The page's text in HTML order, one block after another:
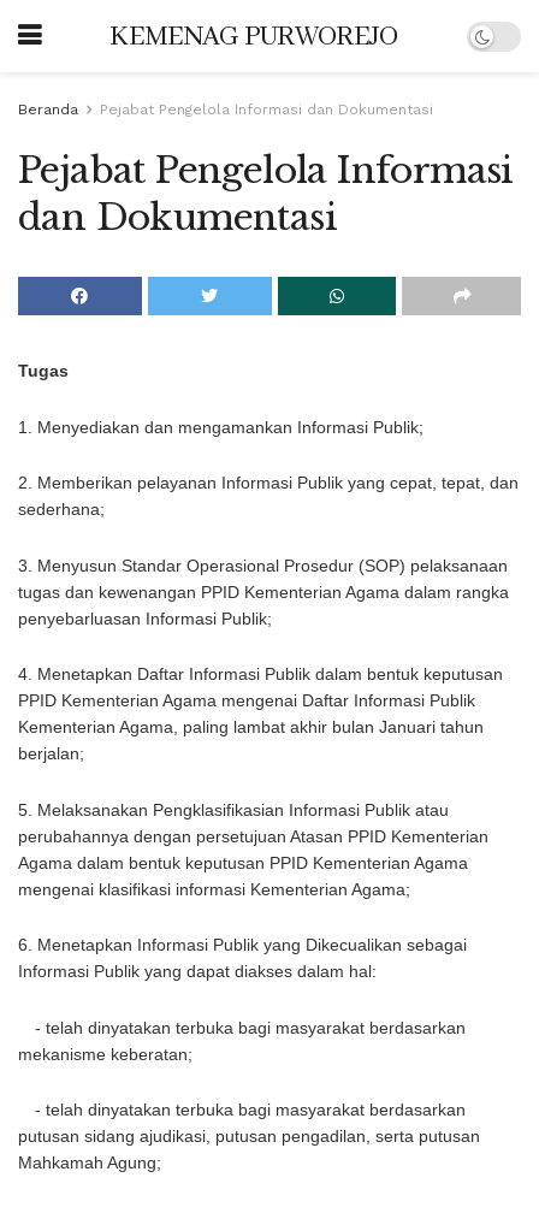
KEMENAG PURWOREJO
Beranda Pejabat Pengelola Informasi dan Dokumentasi
Pejabat Pengelola Informasi
dan Dokumentasi
Tugas
1. Menyediakan dan mengamankan Informasi Publik;
2. Memberikan pelayanan Informasi Publik yang cepat, tepat, dan
sederhana;
3. Menyusun Standar Operasional Prosedur (SOP) pelaksanaan
tugas dan kewenangan PPID Kementerian Agama dalam rangka
penyebarluasan Informasi Publik;
4. Menetapkan Daftar Informasi Publik dalam bentuk keputusan
PPID Kementerian Agama mengenai Daftar Informasi Publik
Kementerian Agama, paling lambat akhir bulan Januari tahun
berjalan;
5. Melaksanakan Pengklasifikasian Informasi Publik atau
perubahannya dengan persetujuan Atasan PPID Kementerian
Agama dalam bentuk keputusan PPID Kementerian Agama
mengenai klasifikasi informasi Kementerian Agama;
6. Menetapkan Informasi Publik yang Dikecualikan sebagai
Informasi Publik yang dapat diakses dalam hal:
- telah dinyatakan terbuka bagi masyarakat berdasarkan
mekanisme keberatan;
- telah dinyatakan terbuka bagi masyarakat berdasarkan
putusan sidang ajudikasi, putusan pengadilan, serta putusan
Mahkamah Agung;